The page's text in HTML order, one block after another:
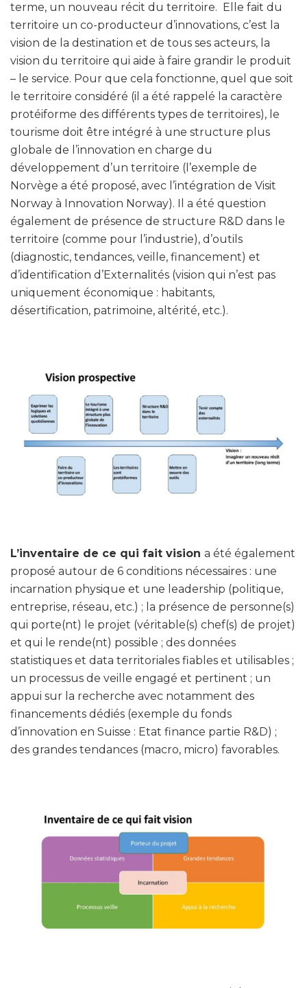
terme, un nouveau récit du territoire. Elle fait du
territoire un co-producteur d’innovations, c’est la
vision de la destination et de tous ses acteurs, la
vision du territoire qui aide à faire grandir le produit
– le service. Pour que cela fonctionne, quel que soit
le territoire considéré (il a été rappelé la caractère
protéiforme des différents types de territoires), le
tourisme doit être intégré à une structure plus
globale de l’innovation en charge du
développement d’un territoire (l’exemple de
Norvège a été proposé, avec l’intégration de Visit
Norway à Innovation Norway). Il a été question
également de présence de structure R&D dans le
territoire (comme pour l’industrie), d’outils
(diagnostic, tendances, veille, financement) et
d’identification d’Externalités (vision qui n’est pas
uniquement économique : habitants,
désertification, patrimoine, altérité, etc.).
L’inventaire de ce qui fait vision a été également
proposé autour de 6 conditions nécessaires : une
incarnation physique et une leadership (politique,
entreprise, réseau, etc.) ; la présence de personne(s)
qui porte(nt) le projet (véritable(s) chef(s) de projet)
et qui le rende(nt) possible ; des données
statistiques et data territoriales fiables et utilisables ;
un processus de veille engagé et pertinent ; un
appui sur la recherche avec notamment des
financements dédiés (exemple du fonds
d’innovation en Suisse : Etat finance partie R&D) ;
des grandes tendances (macro, micro) favorables.